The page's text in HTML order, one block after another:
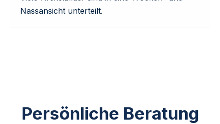
Nassansicht unterteilt.
Persönliche Beratung